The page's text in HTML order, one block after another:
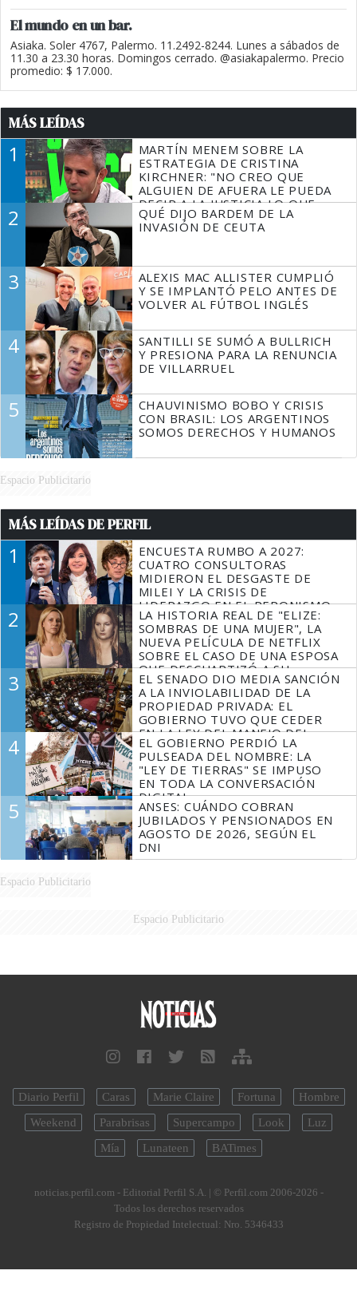
El mundo en un bar.
Asiaka. Soler 4767, Palermo. 11.2492-8244. Lunes a sábados de
11.30 a 23.30 horas. Domingos cerrado. @asiakapalermo. Precio
promedio: $ 17.000.
MÁS LEÍDAS
1
MARTÍN MENEM SOBRE LA
ESTRATEGIA DE CRISTINA
KIRCHNER: "NO CREO QUE
ALGUIEN DE AFUERA LE PUEDA
DECIR A LA JUSTICIA LO QUE
TIENE QUE HACER"
2
QUÉ DIJO BARDEM DE LA
INVASIÓN DE CEUTA
3
ALEXIS MAC ALLISTER CUMPLIÓ
Y SE IMPLANTÓ PELO ANTES DE
VOLVER AL FÚTBOL INGLÉS
4
SANTILLI SE SUMÓ A BULLRICH
Y PRESIONA PARA LA RENUNCIA
DE VILLARRUEL
5
CHAUVINISMO BOBO Y CRISIS
CON BRASIL: LOS ARGENTINOS
SOMOS DERECHOS Y HUMANOS
Espacio Publicitario
MÁS LEÍDAS DE PERFIL
1
ENCUESTA RUMBO A 2027:
CUATRO CONSULTORAS
MIDIERON EL DESGASTE DE
MILEI Y LA CRISIS DE
LIDERAZGO EN EL PERONISMO
2
LA HISTORIA REAL DE "ELIZE:
SOMBRAS DE UNA MUJER", LA
NUEVA PELÍCULA DE NETFLIX
SOBRE EL CASO DE UNA ESPOSA
QUE DESCUARTIZÓ A SU
MARIDO
3
EL SENADO DIO MEDIA SANCIÓN
A LA INVIOLABILIDAD DE LA
PROPIEDAD PRIVADA: EL
GOBIERNO TUVO QUE CEDER
EN LA LEY DEL MANEJO DEL
FUEGO
4
EL GOBIERNO PERDIÓ LA
PULSEADA DEL NOMBRE: LA
"LEY DE TIERRAS" SE IMPUSO
EN TODA LA CONVERSACIÓN
DIGITAL
5
ANSES: CUÁNDO COBRAN
JUBILADOS Y PENSIONADOS EN
AGOSTO DE 2026, SEGÚN EL
DNI
Espacio Publicitario
Espacio Publicitario
Diario Perfil Caras Marie Claire Fortuna
Hombre
Weekend
Parabrisas Supercampo Look
Luz
Mía
Lunateen BATimes
noticias.perfil.com - Editorial Perfil S.A. | © Perfil.com 2006-2026 -
Todos los derechos reservados
Registro de Propiedad Intelectual: Nro. 5346433